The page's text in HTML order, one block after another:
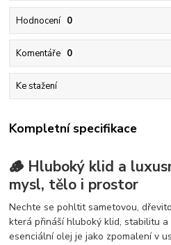
Hodnocení 0
Komentáře 0
Ke stažení
Kompletní specifikace
🪵 Hluboký klid a
mysl, tělo i prostor
Nechte se pohltit sametovou,
která přináší hluboký klid, stabilitu
esenciální olej je jako zpomalení v